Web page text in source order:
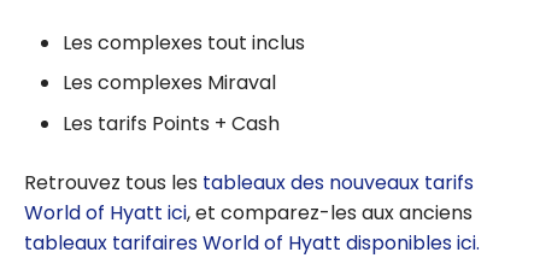
Les complexes tout inclus
Les complexes Miraval
Les tarifs Points + Cash
Retrouvez tous les tableaux des nouveaux tarifs
World of Hyatt ici, et comparez-les aux anciens
tableaux tarifaires World of Hyatt disponibles ici.